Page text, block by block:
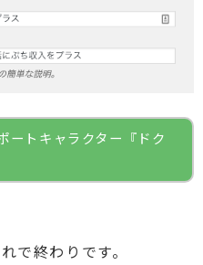
ートキャラクター『ドク
で終わりです。